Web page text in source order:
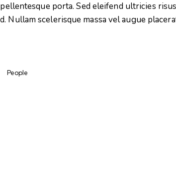
porta. Sed eleifend ultricies
Nullam scelerisque massa vel augue
People